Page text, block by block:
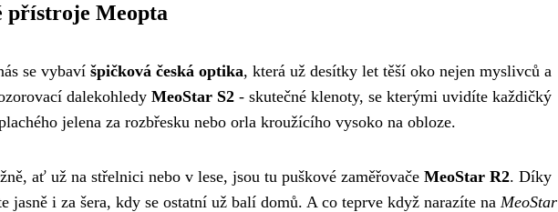
přístroje Meopta
se vybaví špičková česká optika, která už desítky let těší oko nejen myslivců a
dalekohledy MeoStar S2 - skutečné klenoty, se kterými uvidíte každičký
jelena za rozbřesku nebo orla kroužícího vysoko na obloze.
ať už na střelnici nebo v lese, jsou tu puškové zaměřovače MeoStar R2. Díky
jasně i za šera, kdy se ostatní už balí domů. A co teprve když narazíte na MeoStar